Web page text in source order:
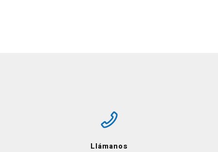
Llámanos